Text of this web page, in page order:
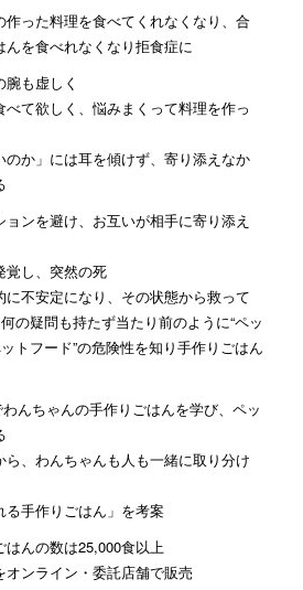
った料理を食べてくれなくなり、合
を食べれなくなり拒食症に
も虚しく
べて欲しく、悩みまくって料理を作っ
のか」には耳を傾けず、寄り添えなか
ンを避け、お互いが相手に寄り添え
覚し、突然の死
不安定になり、その状態から救って
の疑問も持たず当たり前のように“ペッ
トフード”の危険性を知り手作りごはん
んちゃんの手作りごはんを学び、ペッ
ら、わんちゃんも人も一緒に取り分け
る手作りごはん」を考案
んの数は25,000食以上
ンライン・委託店舗で販売